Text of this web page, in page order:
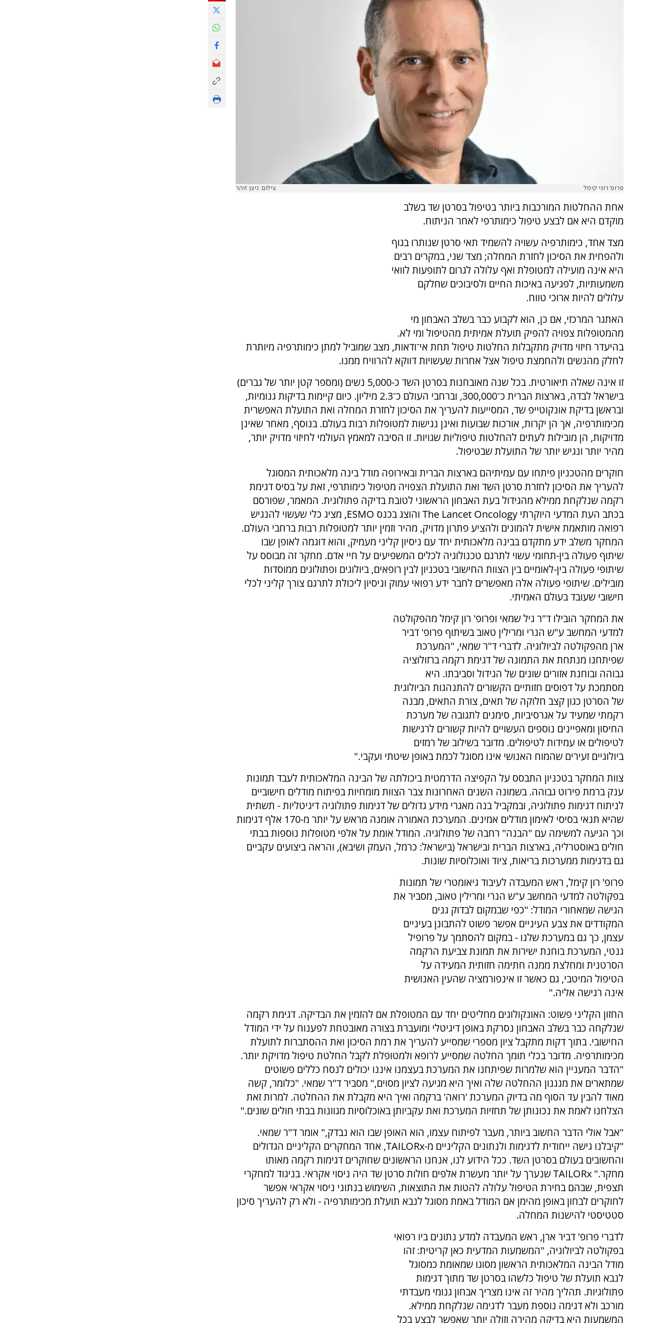
פרופ' רוני קימל צילום: ניצן זוהר
אחת ההחלטות המורכבות ביותר בטיפול בסרטן שד בשלב
מוקדם היא אם לבצע טיפול כימותרפי לאחר הניתוח.
מצד אחד, כימותרפיה עשויה להשמיד תאי סרטן שנותרו בגוף
ולהפחית את הסיכון לחזרת המחלה; מצד שני, במקרים רבים
היא אינה מועילה למטופלת ואף עלולה לגרום לתופעות לוואי
משמעותיות, לפגיעה באיכות החיים ולסיבוכים שחלקם
עלולים להיות ארוכי טווח.
האתגר המרכזי, אם כן, הוא לקבוע כבר בשלב האבחון מי
מהמטופלות צפויה להפיק תועלת אמיתית מהטיפול ומי לא.
בהיעדר חיזוי מדויק מתקבלות החלטות טיפול תחת אי־ודאות, מצב שמוביל למתן כימותרפיה מיותרת
לחלק מהנשים ולהחמצת טיפול אצל אחרות שעשויות דווקא להרוויח ממנו.
זו אינה שאלה תיאורטית. בכל שנה מאובחנות בסרטן השד כ-5,000 נשים (ומספר קטן יותר של גברים)
בישראל לבדה, בארצות הברית כ־300,000, וברחבי העולם כ־2.3 מיליון. כיום קיימות בדיקות גנומיות,
ובראשן בדיקת אונקוטייפ שד, המסייעות להעריך את הסיכון לחזרת המחלה ואת התועלת האפשרית
מכימותרפיה, אך הן יקרות, אורכות שבועות ואינן נגישות למטופלות רבות בעולם. בנוסף, מאחר שאינן
מדויקות, הן מובילות לעתים להחלטות טיפוליות שגויות. זו הסיבה למאמץ העולמי לחיזוי מדויק יותר,
מהיר יותר ונגיש יותר של התועלת שבטיפול.
חוקרים מהטכניון פיתחו עם עמיתיהם בארצות הברית ובאירופה מודל בינה מלאכותית המסוגל
להעריך את הסיכון לחזרת סרטן השד ואת התועלת הצפויה מטיפול כימותרפי, זאת על בסיס דגימת
רקמה שנלקחת ממילא מהגידול בעת האבחון הראשוני לטובת בדיקה פתולוגית. המאמר, שפורסם
בכתב העת המדעי היוקרתי The Lancet Oncology והוצג בכנס ESMO, מציג כלי שעשוי להנגיש
רפואה מותאמת אישית להמונים ולהציע פתרון מדויק, מהיר וזמין יותר למטופלות רבות ברחבי העולם.
המחקר משלב ידע מתקדם בבינה מלאכותית יחד עם ניסיון קליני מעמיק, והוא דוגמה לאופן שבו
שיתוף פעולה בין-תחומי עשוי לתרגם טכנולוגיה לכלים המשפיעים על חיי אדם. מחקר זה מבוסס על
שיתופי פעולה בין-לאומיים בין הצוות החישובי בטכניון לבין רופאים, ביולוגים ופתולוגים ממוסדות
מובילים. שיתופי פעולה אלה מאפשרים לחבר ידע רפואי עמוק וניסיון ליכולת לתרגם צורך קליני לכלי
חישובי שעובד בעולם האמיתי.
את המחקר הובילו ד"ר גיל שמאי ופרופ' רון קימל מהפקולטה
למדעי המחשב ע"ש הנרי ומרילין טאוב בשיתוף פרופ' דביר
ארן מהפקולטה לביולוגיה. לדברי ד"ר שמאי, "המערכת
שפיתחנו מנתחת את התמונה של דגימת רקמה ברזולוציה
גבוהה ובוחנת אזורים שונים של הגידול וסביבתו. היא
מסתמכת על דפוסים חזותיים הקשורים להתנהגות הביולוגית
של הסרטן כגון קצב חלוקה של תאים, צורת התאים, מבנה
רקמתי שמעיד על אגרסיביות, סימנים לתגובה של מערכת
החיסון ומאפיינים נוספים העשויים להיות קשורים לרגישות
לטיפולים או עמידות לטיפולים. מדובר בשילוב של רמזים
ביולוגיים זעירים שהמוח האנושי אינו מסוגל לכמת באופן שיטתי ועקבי."
צוות המחקר בטכניון התבסס על הקפיצה הדרמטית ביכולתה של הבינה המלאכותית לעבד תמונות
ענק ברמת פירוט גבוהה. בשמונה השנים האחרונות צבר הצוות מומחיות בפיתוח מודלים חישוביים
לניתוח דגימות פתולוגיה, ובמקביל בנה מאגרי מידע גדולים של דגימות פתולוגיה דיגיטליות - תשתית
שהיא תנאי בסיסי לאימון מודלים אמינים. המערכת האמורה אומנה מראש על יותר מ-170 אלף דגימות
וכך הגיעה למשימה עם "הבנה" רחבה של פתולוגיה. המודל אומת על אלפי מטופלות נוספות בבתי
חולים באוסטרליה, בארצות הברית ובישראל (בישראל: כרמל, העמק ושיבא), והראה ביצועים עקביים
גם בדגימות ממערכות בריאות, ציוד ואוכלוסיות שונות.
פרופ' רון קימל, ראש המעבדה לעיבוד גיאומטרי של תמונות
בפקולטה למדעי המחשב ע"ש הנרי ומרילין טאוב, מסביר את
הגישה שמאחורי המודל: "כפי שבמקום לבדוק גנים
המקודדים את צבע העיניים אפשר פשוט להתבונן בעיניים
עצמן, כך גם במערכת שלנו - במקום להסתמך על פרופיל
גנטי, המערכת בוחנת ישירות את תמונת צביעת הרקמה
הסרטנית ומחלצת ממנה חתימה חזותית המעידה על
הטיפול המיטבי, גם כאשר זו אינפורמציה שהעין האנושית
אינה רגישה אליה."
החזון הקליני פשוט: האונקולוגים מחליטים יחד עם המטופלת אם להזמין את הבדיקה. דגימת רקמה
שנלקחה כבר בשלב האבחון נסרקת באופן דיגיטלי ומועברת בצורה מאובטחת לפענוח על ידי המודל
החישובי. בתוך דקות מתקבל ציון מספרי שמסייע להעריך את רמת הסיכון ואת ההסתברות לתועלת
מכימותרפיה. מדובר בכלי תומך החלטה שמסייע לרופא ולמטופלת לקבל החלטת טיפול מדויקת יותר.
"הדבר המעניין הוא שלמרות שפיתחנו את המערכת בעצמנו איננו יכולים לנסח כללים פשוטים
שמתארים את מנגנון ההחלטה שלה ואיך היא מגיעה לציון מסוים," מסביר ד"ר שמאי. "כלומר, קשה
מאוד להבין עד הסוף מה בדיוק המערכת 'רואה' ברקמה ואיך היא מקבלת את ההחלטה. למרות זאת
הצלחנו לאמת את נכונותן של תחזיות המערכת ואת עקביותן באוכלוסיות מגוונות בבתי חולים שונים."
"אבל אולי הדבר החשוב ביותר, מעבר לפיתוח עצמו, הוא האופן שבו הוא נבדק," אומר ד"ר שמאי.
"קיבלנו גישה ייחודית לדגימות ולנתונים הקליניים מ-TAILORx, אחד המחקרים הקליניים הגדולים
והחשובים בעולם בסרטן השד. ככל הידוע לנו, אנחנו הראשונים שחוקרים דגימות רקמה מאותו
מחקר." TAILORx שנערך על יותר מעשרת אלפים חולות סרטן שד היה ניסוי אקראי. בניגוד למחקרי
תצפית, שבהם בחירת הטיפול עלולה להטות את התוצאות, השימוש בנתוני ניסוי אקראי אפשר
לחוקרים לבחון באופן מהימן אם המודל באמת מסוגל לנבא תועלת מכימותרפיה - ולא רק להעריך סיכון
סטטיסטי להישנות המחלה.
לדברי פרופ' דביר ארן, ראש המעבדה למדע נתונים ביו רפואי
בפקולטה לביולוגיה, "המשמעות המדעית כאן קריטית: זהו
מודל הבינה המלאכותית הראשון מסוגו שמאומת כמסוגל
לנבא תועלת של טיפול כלשהו בסרטן שד מתוך דגימות
פתולוגיות. תהליך מהיר זה אינו מצריך אבחון גנומי מעבדתי
מורכב ולא דגימה נוספת מעבר לדגימה שנלקחת ממילא.
המשמעות היא בדיקה מהירה וזולה יותר שאפשר לבצע בכל